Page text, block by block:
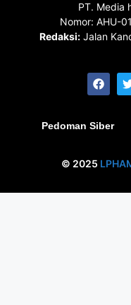
PT. Media
Nomor: AHU-
Redaksi: Jalan
Pedoman Siber
© 2025